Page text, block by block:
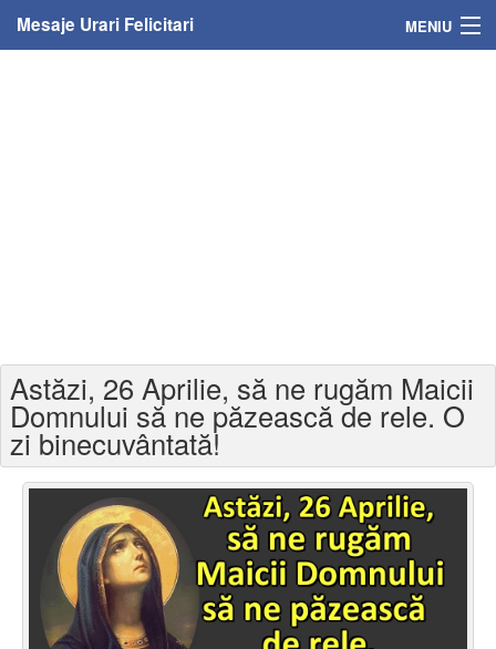
Mesaje Urari Felicitari MENIU
Felicitari varsta
Felicitari zilele anului
Felicitari zile saptamana
Felicitari muzicale
Felicitari muzicale personalizate
Astăzi, 26 Aprilie, să ne rugăm Maicii
Domnului să ne păzească de rele. O
zi binecuvântată!